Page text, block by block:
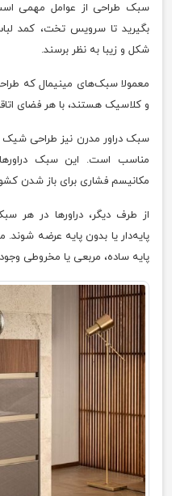
سبک طراحی از عوامل مهمی
بگیرید تا سرویس تخت، کمد
شکل و زیبا به نظر برسند.
معمولا سبک‌های مینیمال که
و کلاسیک هستند، با هر فضای
سبک دراور مدرن نیز طراحی شیک
مناسب است. این سبک
مکانیسم فشاری برای باز شدن
از طرف دیگر، دراورها در هر
پایه‌دار یا بدون پایه عرضه شوند.
پایه ساده، مربعی یا مخروطی وجود